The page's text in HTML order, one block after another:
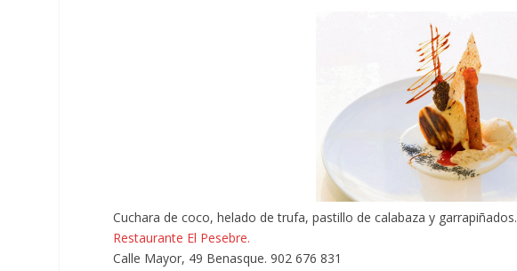
Cuchara de coco, helado de trufa, pastillo de calabaza y garrapiñados.
Restaurante El Pesebre.
Calle Mayor, 49 Benasque. 902 676 831